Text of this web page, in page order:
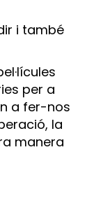
i també
per a
a fer-nos
la
manera